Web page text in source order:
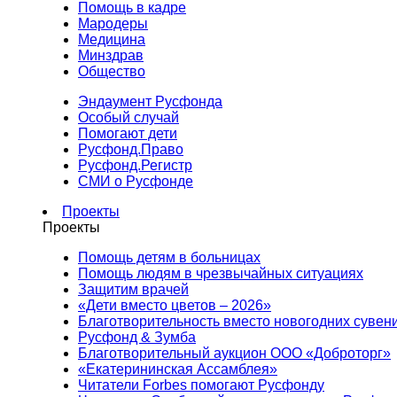
Помощь в кадре
Мародеры
Медицина
Минздрав
Общество
Эндаумент Русфонда
Особый случай
Помогают дети
Русфонд.Право
Русфонд.Регистр
СМИ о Русфонде
Проекты
Проекты
Помощь детям в больницах
Помощь людям в чрезвычайных ситуациях
Защитим врачей
«Дети вместо цветов – 2026»
Благотворительность вместо новогодних
Русфонд & Зумба
Благотворительный аукцион ООО «Доброторг»
«Екатерининская Ассамблея»
Читатели Forbes помогают Русфонду